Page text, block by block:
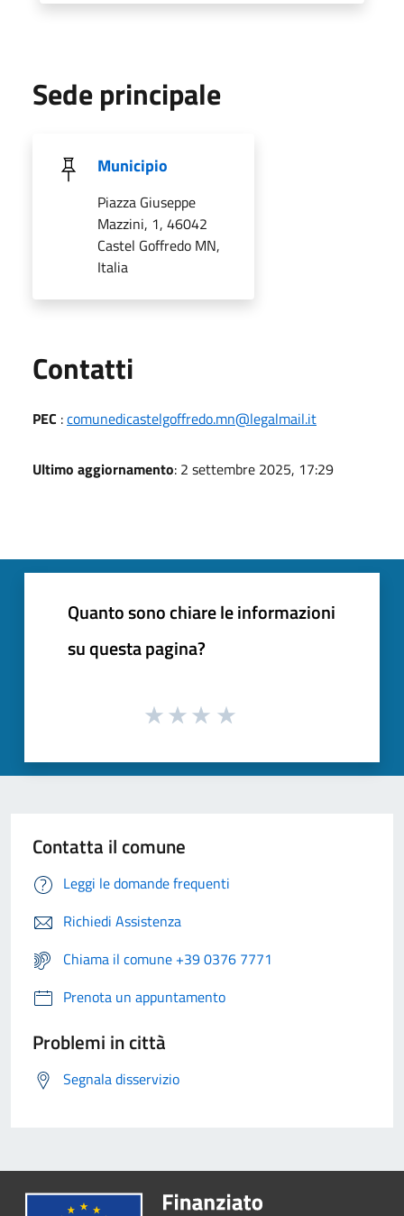
Sede principale
Municipio
Piazza Giuseppe
Mazzini, 1, 46042
Castel Goffredo MN,
Italia
Contatti
PEC :comunedicastelgoffredo.mn@legalmail.it
Ultimo aggiornamento: 2 settembre 2025, 17:29
Quanto sono chiare le informazioni
su questa pagina?
Contatta il comune
Leggi le domande frequenti
Richiedi Assistenza
Chiama il comune +39 0376 7771
Prenota un appuntamento
Problemi in città
Segnala disservizio